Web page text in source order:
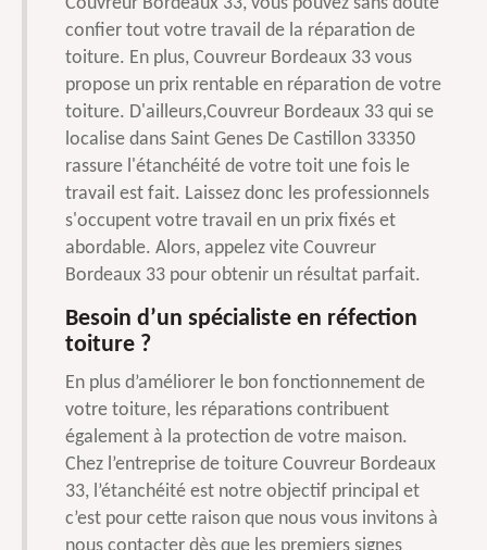
confier tout votre travail de la réparation de
toiture. En plus, Couvreur Bordeaux 33 vous
propose un prix rentable en réparation de votre
toiture. D'ailleurs,Couvreur Bordeaux 33 qui se
localise dans Saint Genes De Castillon 33350
rassure l'étanchéité de votre toit une fois le
travail est fait. Laissez donc les professionnels
s'occupent votre travail en un prix fixés et
abordable. Alors, appelez vite Couvreur
Bordeaux 33 pour obtenir un résultat parfait.
Besoin d’un spécialiste en réfection
toiture ?
En plus d’améliorer le bon fonctionnement de
votre toiture, les réparations contribuent
également à la protection de votre maison.
Chez l’entreprise de toiture Couvreur Bordeaux
33, l’étanchéité est notre objectif principal et
c’est pour cette raison que nous vous invitons à